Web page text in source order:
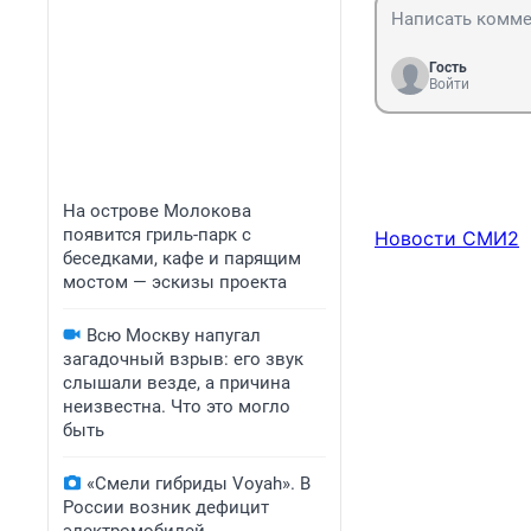
На острове Молокова
появится гриль-парк с
беседками, кафе и парящим
мостом — эскизы проекта
Всю Москву напугал
загадочный взрыв: его звук
слышали везде, а причина
неизвестна. Что это могло
быть
«Смели гибриды Voyah». В
России возник дефицит
Гость
Войти
Новости СМИ2